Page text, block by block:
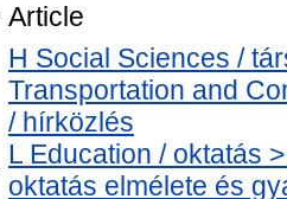
Article
H Social Sciences /
Transportation and
/ hírközlés
L Education / oktatás
oktatás elmélete és